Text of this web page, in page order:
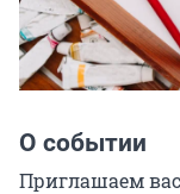
О событии
Приглашаем